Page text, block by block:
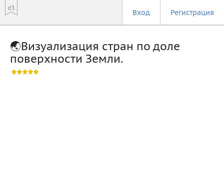
Вход Регистрация
🌏Визуализация стран по доле
поверхности Земли.